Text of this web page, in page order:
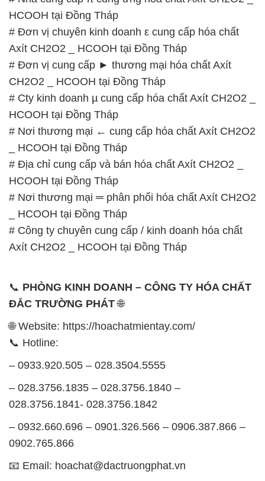
HCOOH tại Đồng Tháp
# Đơn vị chuyên kinh doanh ε cung cấp hóa chất
Axít CH2O2 _ HCOOH tại Đồng Tháp
# Đơn vị cung cấp ► thương mại hóa chất Axít
CH2O2 _ HCOOH tại Đồng Tháp
# Cty kinh doanh µ cung cấp hóa chất Axít CH2O2 _
HCOOH tại Đồng Tháp
# Nơi thương mại ← cung cấp hóa chất Axít CH2O2
_ HCOOH tại Đồng Tháp
# Địa chỉ cung cấp và bán hóa chất Axít CH2O2 _
HCOOH tại Đồng Tháp
# Nơi thương mại ═ phân phối hóa chất Axít CH2O2
_ HCOOH tại Đồng Tháp
# Công ty chuyên cung cấp / kinh doanh hóa chất
Axít CH2O2 _ HCOOH tại Đồng Tháp
📞 PHÒNG KINH DOANH – CÔNG TY HÓA CHẤT
ĐẮC TRƯỜNG PHÁT🌐
🌐 Website: https://hoachatmientay.com/
📞 Hotline:
– 0933.920.505 – 028.3504.5555
– 028.3756.1835 – 028.3756.1840 –
028.3756.1841- 028.3756.1842
– 0932.660.696 – 0901.326.566 – 0906.387.866 –
0902.765.866
📧 Email: hoachat@dactruongphat.vn